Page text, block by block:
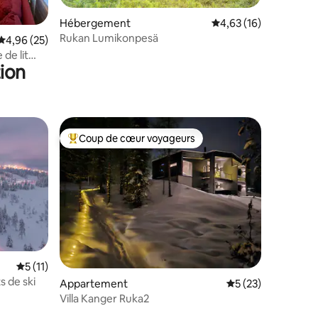
moyenne sur la base de 25 commentaires : 4,96 sur 5
4,96 (25)
de lit
Hébergement Évaluation moyenne
4,63 (16)
Rukan Lumikonpesä
: 4,97 sur 5
Évaluation moyenne sur la base de 11 commentaires : 5 sur 5
5 (11)
de ski
Coups de cœur voyageurs les plus appréciés
Coup de cœur voyageurs
Appartement Évaluation
5 (23)
Villa Kanger Ruka2